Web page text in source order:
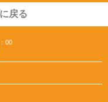
戻る
00